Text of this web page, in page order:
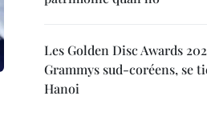
Les Golden Disc Awards
Grammys sud-coréens, se
Hanoi